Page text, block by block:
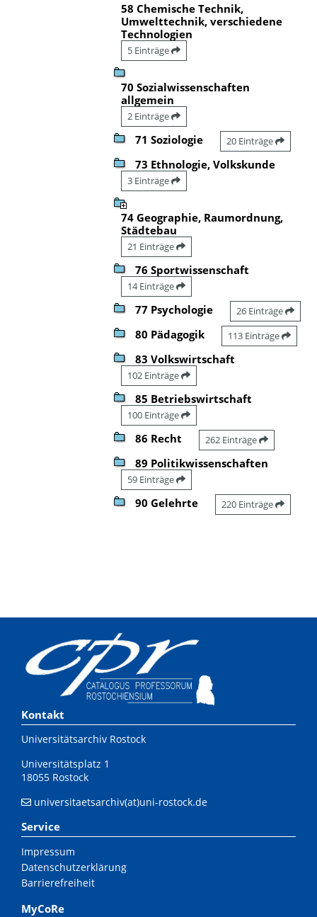
58 Chemische Technik,
Umwelttechnik, verschiedene
Technologien
5 Einträge
70 Sozialwissenschaften
allgemein
2 Einträge
71 Soziologie 20 Einträge
73 Ethnologie, Volkskunde
3 Einträge
74 Geographie, Raumordnung,
Städtebau
21 Einträge
76 Sportwissenschaft
14 Einträge
77 Psychologie 26 Einträge
80 Pädagogik 113 Einträge
83 Volkswirtschaft
102 Einträge
85 Betriebswirtschaft
100 Einträge
86 Recht 262 Einträge
89 Politikwissenschaften
59 Einträge
90 Gelehrte 220 Einträge
Kontakt
Universitätsarchiv Rostock
Universitätsplatz 1
18055 Rostock
universitaetsarchiv(at)uni-rostock.de
Service
Impressum
Datenschutzerklärung
Barrierefreiheit
MyCoRe